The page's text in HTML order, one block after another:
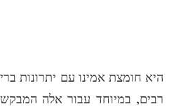
רבים, במיוחד עבור אלה